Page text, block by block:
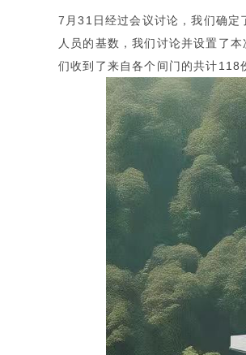
7月31日经过会议讨论，我们确定
人员的基数，我们讨论并设置了
们收到了来自各个间门的共计118